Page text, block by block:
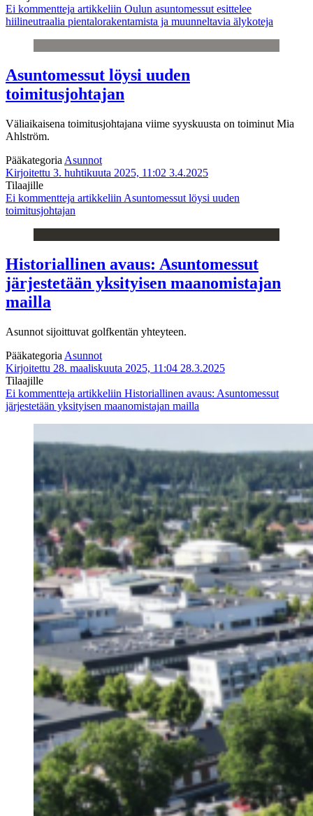
Ei kommentteja artikkeliin Oulun asuntomessut esittelee
hiilineutraalia pientalorakentamista ja muunneltavia älykoteja
Asuntomessut löysi uuden
toimitusjohtajan
Väliaikaisena toimitusjohtajana viime syyskuusta on toiminut Mia
Ahlström.
Pääkategoria Asunnot
Kirjoitettu 3. huhtikuuta 2025, 11:02 3.4.2025
Tilaajille
Ei kommentteja artikkeliin Asuntomessut löysi uuden
toimitusjohtajan
Historiallinen avaus: Asuntomessut
järjestetään yksityisen maanomistajan
mailla
Asunnot sijoittuvat golfkentän yhteyteen.
Pääkategoria Asunnot
Kirjoitettu 28. maaliskuuta 2025, 11:04 28.3.2025
Tilaajille
Ei kommentteja artikkeliin Historiallinen avaus: Asuntomessut
järjestetään yksityisen maanomistajan mailla